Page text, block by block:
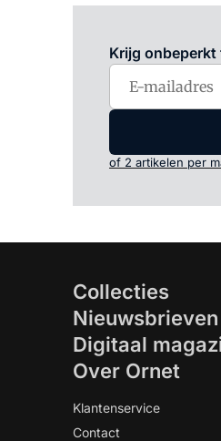
Krijg
of 2 artikelen per
Collecties
Nieuwsbrieven
Digitaal
Over Ornet
Klantenservice
Contact